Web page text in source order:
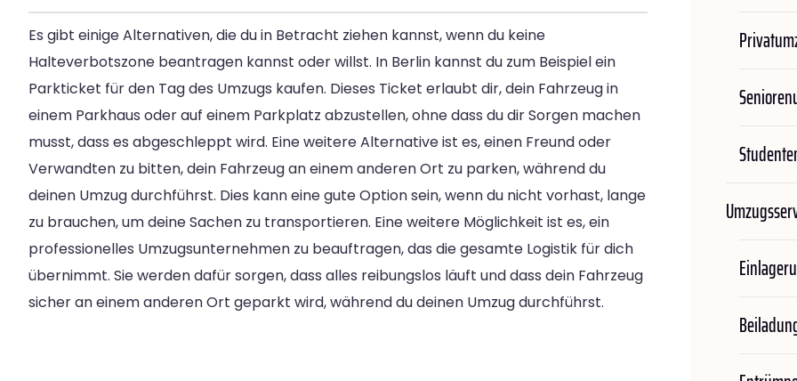
Es gibt einige Alternativen, die du in Betracht ziehen kannst, wenn du keine
Halteverbotszone beantragen kannst oder willst. In Berlin kannst du zum Beispiel ein
Parkticket für den Tag des Umzugs kaufen. Dieses Ticket erlaubt dir, dein Fahrzeug in
einem Parkhaus oder auf einem Parkplatz abzustellen, ohne dass du dir Sorgen machen
musst, dass es abgeschleppt wird. Eine weitere Alternative ist es, einen Freund oder
Verwandten zu bitten, dein Fahrzeug an einem anderen Ort zu parken, während du
deinen Umzug durchführst. Dies kann eine gute Option sein, wenn du nicht vorhast, lange
zu brauchen, um deine Sachen zu transportieren. Eine weitere Möglichkeit ist es, ein
professionelles Umzugsunternehmen zu beauftragen, das die gesamte Logistik für dich
übernimmt. Sie werden dafür sorgen, dass alles reibungslos läuft und dass dein Fahrzeug
sicher an einem anderen Ort geparkt wird, während du deinen Umzug durchführst.